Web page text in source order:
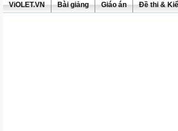
ViOLET.VN Bài giảng Giáo án Đề thi &